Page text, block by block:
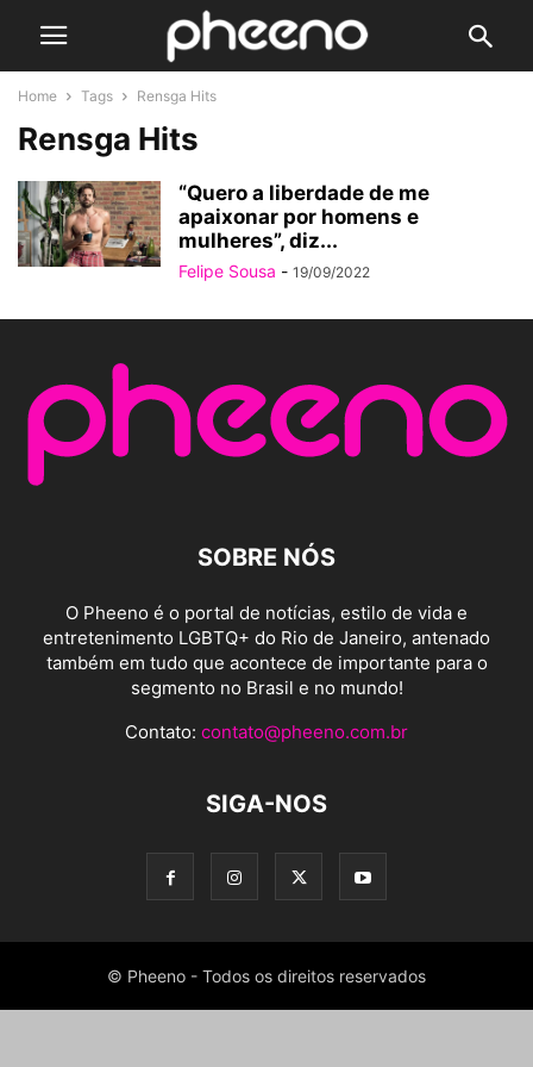
Home Tags Rensga Hits
Rensga Hits
“Quero a liberdade de me
apaixonar por homens e
mulheres”, diz...
Felipe Sousa - 19/09/2022
SOBRE NÓS
O Pheeno é o portal de notícias, estilo de vida e
entretenimento LGBTQ+ do Rio de Janeiro, antenado
também em tudo que acontece de importante para o
segmento no Brasil e no mundo!
Contato: contato@pheeno.com.br
SIGA-NOS
© Pheeno - Todos os direitos reservados